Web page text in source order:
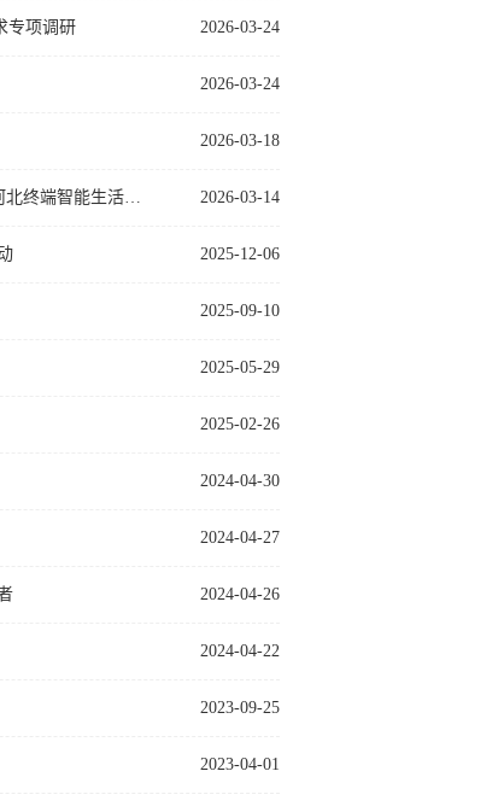
2026-03-24
专项调研
2026-03-24
2026-03-18
2026-03-14
洽谈合作促发展 校企携手谱新篇 || 地理与旅游学院与深圳惠通商务有限公司 河北终端智能生活馆开展交流座…
2025-12-06
2025-09-10
2025-05-29
2025-02-26
2024-04-30
2024-04-27
2024-04-26
2024-04-22
2023-09-25
2023-04-01